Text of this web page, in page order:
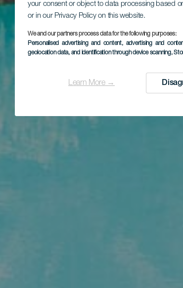
your consent or object to data processing based
or in our Privacy Policy on this website.
We and our partners process data for the following purposes:
Personalised advertising and content, advertising and
geolocation data, and identification through device scanning,
Learn More →